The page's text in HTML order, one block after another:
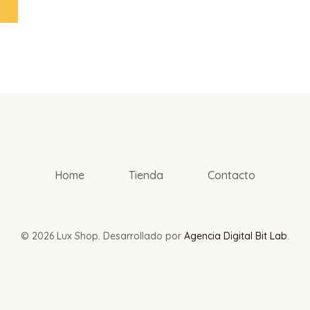
Home Tienda Contacto
© 2026 Lux Shop. Desarrollado por Agencia Digital Bit Lab.